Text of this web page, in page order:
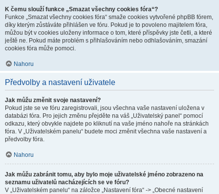
K čemu slouží funkce „Smazat všechny cookies fóra“?
Funkce „Smazat všechny cookies fóra“ smaže cookies vytvořené phpBB fórem,
díky kterým zůstáváte přihlášen ve fóru. Pokud je to povoleno majitelem fóra,
můžou být v cookies uloženy informace o tom, které příspěvky jste četli, a které
ještě ne. Pokud máte problém s přihlašováním nebo odhlašováním, smazání
cookies fóra může pomoci.
Nahoru
Předvolby a nastavení uživatele
Jak můžu změnit svoje nastavení?
Pokud jste se ve fóru zaregistrovali, jsou všechna vaše nastavení uložena v
databázi fóra. Pro jejich změnu přejděte na váš „Uživatelský panel“ pomocí
odkazu, který obvykle najdete po kliknutí na vaše jméno nahoře na stránkách
fóra. V „Uživatelském panelu“ budete moci změnit všechna vaše nastavení a
předvolby fóra.
Nahoru
Jak můžu zabránit tomu, aby bylo moje uživatelské jméno zobrazeno na
seznamu uživatelů nacházejících se ve fóru?
V „Uživatelském panelu“ na záložce „Nastavení fóra“ -> „Obecné nastavení